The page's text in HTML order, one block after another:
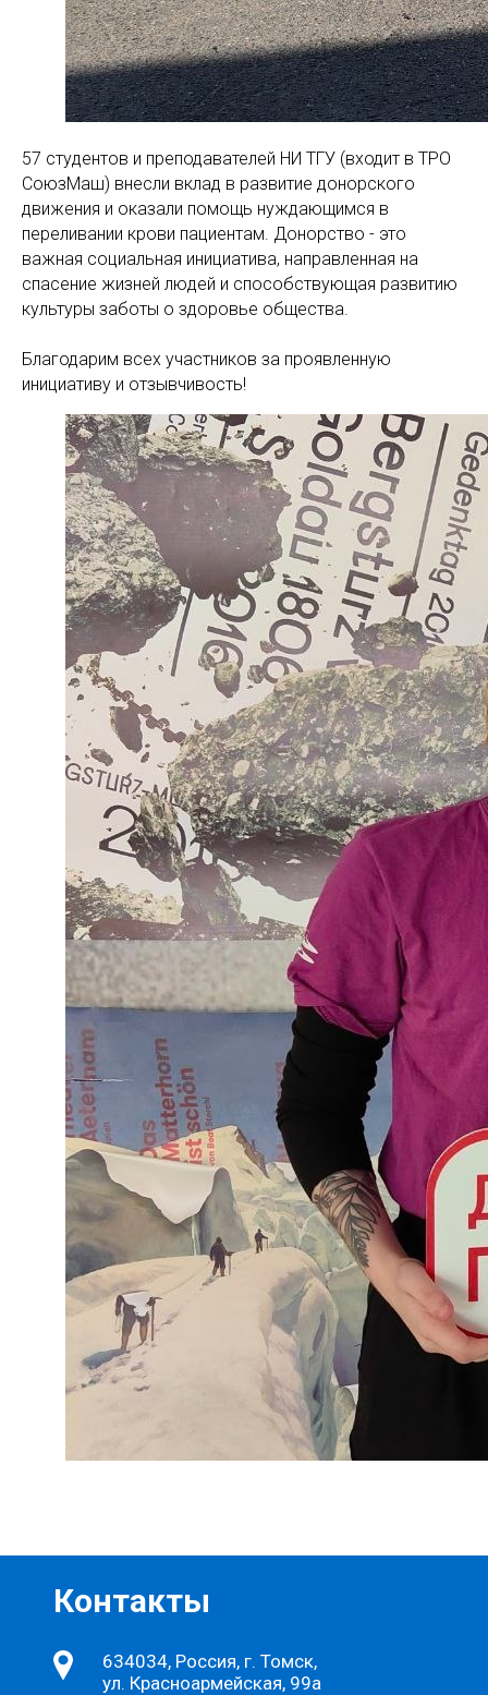
57 студентов и преподавателей НИ ТГУ (входит в ТРО
СоюзМаш) внесли вклад в развитие донорского
движения и оказали помощь нуждающимся в
переливании крови пациентам. Донорство - это
важная социальная инициатива, направленная на
спасение жизней людей и способствующая развитию
культуры заботы о здоровье общества.
Благодарим всех участников за проявленную
инициативу и отзывчивость!
634034, Россия, г. Томск,
ул. Красноармейская, 99а
Контакты